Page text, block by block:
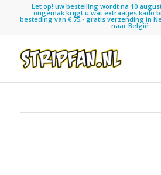
Let op! uw bestelling wordt na 10
ongemak krijgt u wat extraatjes kado
besteding van € 75,- gratis verzending in
naar België.